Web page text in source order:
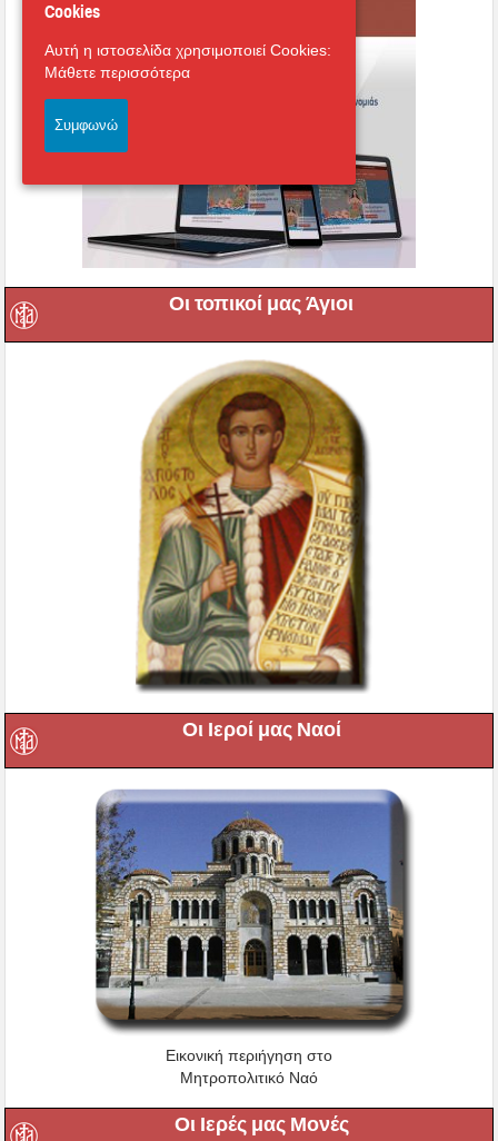
Οι τοπικοί μας Άγιοι
Οι Ιεροί μας Ναοί
Εικονική περιήγηση στο
Μητροπολιτικό Ναό
Οι Ιερές μας Μονές
Cookies
Αυτή η ιστοσελίδα χρησιμοποιεί Cookies:
Μάθετε περισσότερα
Συμφωνώ